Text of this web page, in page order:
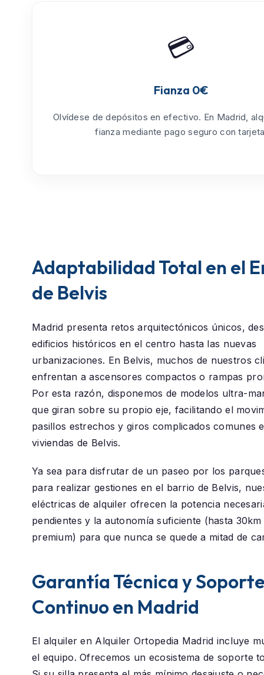
💳
Fianza 0€
Olvídese de depósitos en efectivo. En Madrid,
fianza mediante pago seguro con
Adaptabilidad Total en el
de Belvis
Madrid presenta retos arquitectónicos únicos,
edificios históricos en el centro hasta las nuevas
urbanizaciones. En Belvis, muchos de nuestros
enfrentan a ascensores compactos o rampas
Por esta razón, disponemos de modelos ultra-
que giran sobre su propio eje, facilitando el
pasillos estrechos y giros complicados comunes
viviendas de Belvis.
Ya sea para disfrutar de un paseo por los
para realizar gestiones en el barrio de Belvis,
eléctricas de alquiler ofrecen la potencia
pendientes y la autonomía suficiente (hasta
premium) para que nunca se quede a mitad de
Garantía Técnica y
Continuo en Madrid
El alquiler en Alquiler Ortopedia Madrid incluye
el equipo. Ofrecemos un ecosistema de soporte